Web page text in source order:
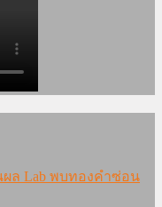
ผล Lab พบทองคำซ่อน